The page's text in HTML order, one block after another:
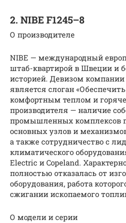
2. NIBE F1245–8
О производителе
NIBE — международный
штаб-квартирой в Швеции и
историей. Девизом
является слоган
комфортным теплом и
производителя — наличие
промышленных комплексов
основных узлов и
а также сотрудничество с
климатического
Electric и Copeland.
полностью отказалась от
оборудования, работа
сжигании ископаемого
О модели и серии